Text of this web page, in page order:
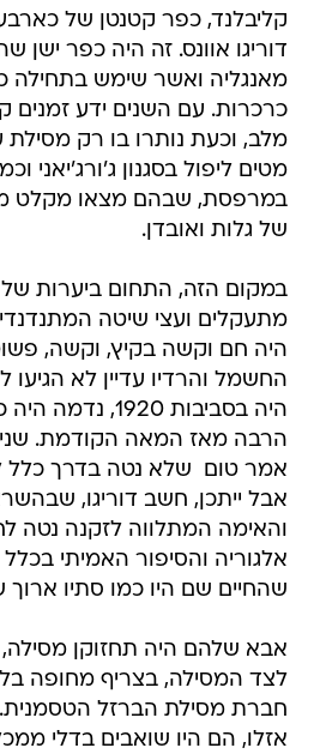
קליבלנד, כפר קטנטן של
דוריגו אוונס. זה היה כפר ישן
מאנגליה ואשר שימש בתחילה
כרכרות. עם השנים ידע זמנים
מלב, וכעת נותרו בו רק מסילת
מטים ליפול בסגנון ג'ורג'יאני
במרפסת, שבהם מצאו מקלט
של גלות ואובדן.
במקום הזה, התחום ביערות של
מתעקלים ועצי שיטה
היה חם וקשה בקיץ, וקשה,
החשמל והרדיו עדיין לא
היה בסביבות
הרבה מאז המאה הקודמת.
אמר טום  שלא נטה בדרך
אבל ייתכן, חשב דוריגו,
והאימה המתלווה לזקנה נטה
אלגוריה והסיפור האמיתי
שהחיים שם היו כמו סתיו ארוך
אבא שלהם היה תחזוקן
לצד המסילה, בצריף מחופה
חברת מסילת הברזל הטסמנית.
אזלו, הם היו שואבים בדלי